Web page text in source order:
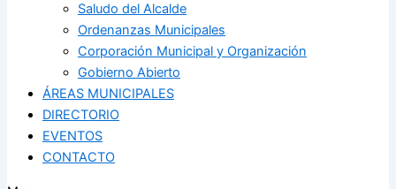
Saludo del Alcalde
Ordenanzas Municipales
Corporación Municipal y Organización
Gobierno Abierto
ÁREAS MUNICIPALES
DIRECTORIO
EVENTOS
CONTACTO